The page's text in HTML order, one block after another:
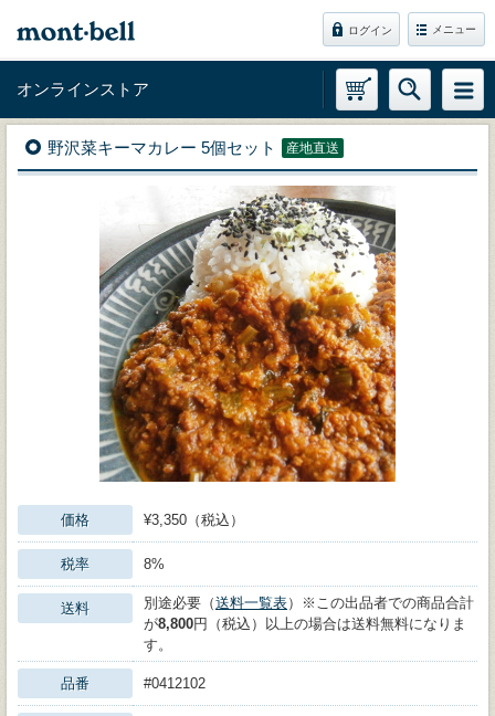
ログイン メニュー
オンラインストア
野沢菜キーマカレー 5個セット 産地直送
価格 ¥3,350（税込）
税率 8%
送料 別途必要（送料一覧表）※この出品者での商品合計
が8,800円（税込）以上の場合は送料無料になりま
す。
品番 #0412102